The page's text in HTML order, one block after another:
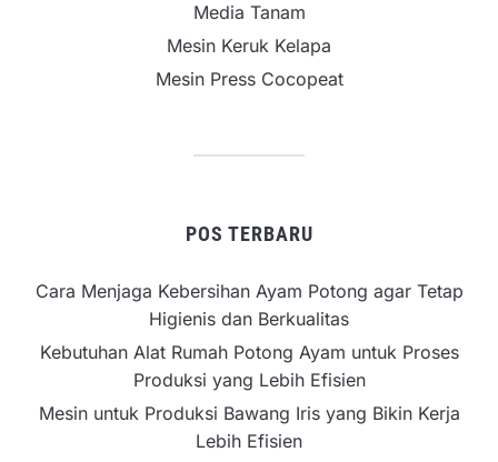
Media Tanam
Mesin Keruk Kelapa
Mesin Press Cocopeat
POS TERBARU
Cara Menjaga Kebersihan Ayam Potong agar Tetap
Higienis dan Berkualitas
Kebutuhan Alat Rumah Potong Ayam untuk Proses
Produksi yang Lebih Efisien
Mesin untuk Produksi Bawang Iris yang Bikin Kerja
Lebih Efisien